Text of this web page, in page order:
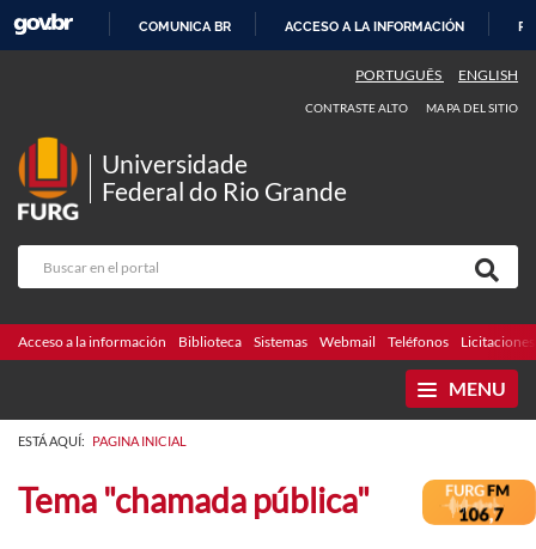
CONTENIDO
COMUNICA BR ACCESO A LA INFORMACIÓN
PORTUGUÊS ENGLISH
CONTRASTE ALTO MAPA DEL SITIO
Universidade
Federal do Rio Grande
Acceso a la información Biblioteca Sistemas Webmail Teléfonos Licitaciones
MENU
ESTÁ AQUÍ: PAGINA INICIAL
Tema "chamada pública"